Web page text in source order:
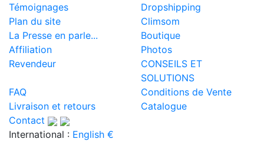
Témoignages
Dropshipping
Plan du site
Climsom
La Presse en parle...
Boutique
Affiliation
Photos
Revendeur
CONSEILS ET
SOLUTIONS
FAQ
Conditions de Vente
Livraison et retours
Catalogue
Contact
International : English €